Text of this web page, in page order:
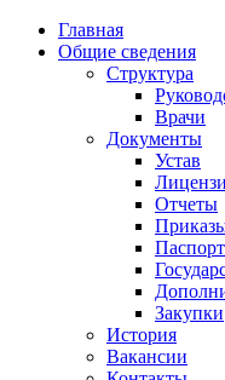
Главная
Общие сведения
Структура
Врачи
Документы
Устав
Отчеты
Закупки
История
Вакансии